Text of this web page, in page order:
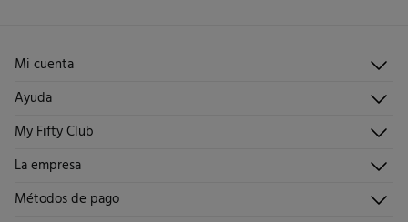
Mi cuenta
Iniciar sesión
Registrarme
Direcciones de envío
Hazte socio
Ayuda
Atención al cliente
Envíanos un email
Preguntas frecuentes
Promociones vigentes
My Fifty Club
Descúbrelo
¡Únete!
La empresa
¿Quiénes somos?
Trabaja con nosotros
Métodos de pago